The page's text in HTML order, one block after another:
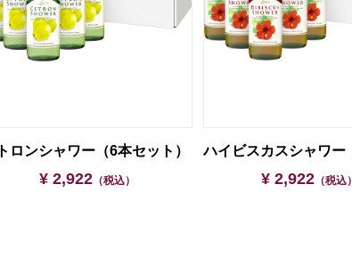
ロンシャワー（6本セット）
¥ 2,922（税込） ¥ 2,922（税込）